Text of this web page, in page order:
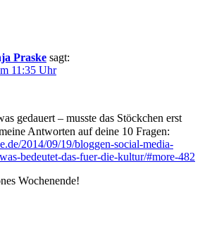
Praske sagt:
11:35 Uhr
gedauert – musste das Stöckchen erst
Antworten auf deine 10 Fragen:
2014/09/19/bloggen-social-media-
bedeutet-das-fuer-die-kultur/#more-482
Wochenende!